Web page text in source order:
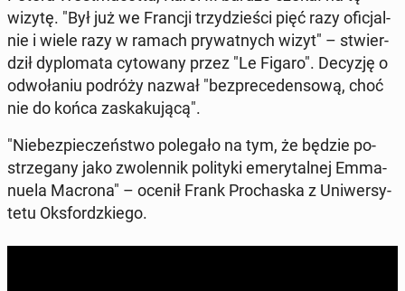
wizytę. "Był już we Francji trzy­dzie­ści pięć razy ofi­cjal­
nie i wiele razy w ramach pry­wat­nych wizyt" – stwier­
dził dy­plo­ma­ta cy­to­wa­ny przez "Le Figaro". Decyzję o
od­wo­ła­niu podróży nazwał "bez­pre­ce­den­so­wą, choć
nie do końca za­ska­ku­ją­cą".
"Nie­bez­pie­czeń­stwo po­le­ga­ło na tym, że będzie po­
strze­ga­ny jako zwo­len­nik po­li­ty­ki eme­ry­tal­nej Em­ma­
nu­ela Macrona" – ocenił Frank Pro­cha­ska z Uni­wer­sy­
te­tu Oks­fordz­kie­go.